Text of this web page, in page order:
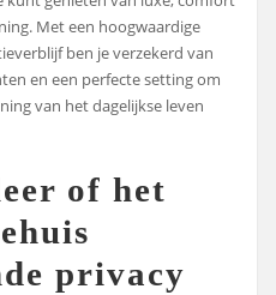
Met een hoogwaardige
ben je verzekerd van
en een perfecte setting om
van het dagelijkse leven
of het
privacy